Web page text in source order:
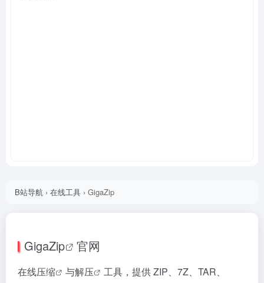
B站导航 › 在线工具 › GigaZip
GigaZip 官网
在线压缩 与解压
工具，提供 ZIP、7Z、TAR、